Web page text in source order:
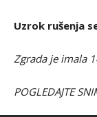
Uzrok rušenja
Zgrada je imala
POGLEDAJTE